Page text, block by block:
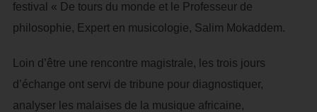
festival « De tours du monde et le Professeur de
philosophie, Expert en musicologie, Salim Mokaddem.
Loin d’être une rencontre magistrale, les trois jours
d’échange ont servi de tribune pour diagnostiquer,
analyser les malaises de la musique africaine,